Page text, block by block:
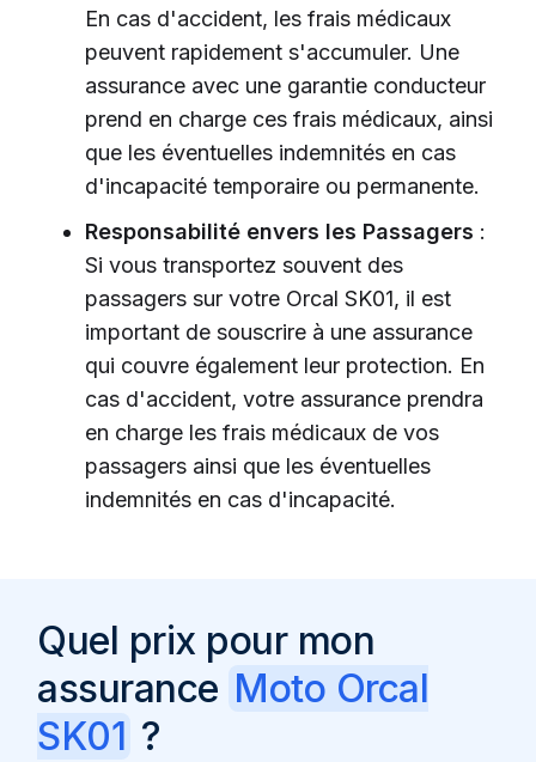
En cas d'accident, les frais médicaux
peuvent rapidement s'accumuler. Une
assurance avec une garantie conducteur
prend en charge ces frais médicaux, ainsi
que les éventuelles indemnités en cas
d'incapacité temporaire ou permanente.
Responsabilité envers les Passagers :
Si vous transportez souvent des
passagers sur votre Orcal SK01, il est
important de souscrire à une assurance
qui couvre également leur protection. En
cas d'accident, votre assurance prendra
en charge les frais médicaux de vos
passagers ainsi que les éventuelles
indemnités en cas d'incapacité.
Quel prix pour mon
assurance Moto Orcal
SK01 ?